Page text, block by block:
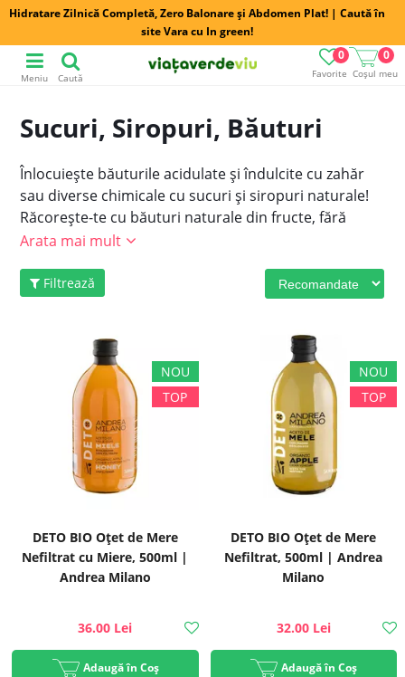
Hidratare Zilnică Completă, Zero Balonare și Abdomen Plat! | Caută în
site Vara cu In green!
Favorite
0
Coșul meu
0
Meniu Caută
Sucuri, Siropuri, Băuturi
Înlocuieşte băuturile acidulate şi îndulcite cu zahăr
sau diverse chimicale cu sucuri şi siropuri naturale!
Răcoreşte-te cu băuturi naturale din fructe, fără
îndulcitori, conservanţi sau coloranţi artificiali.
alimentare
Arata mai mult
Filtrează
DETO BIO Oțet de Mere
Nefiltrat cu Miere, 500ml |
Andrea Milano
36.00 Lei
Adaugă în Coș
DETO BIO Oțet de Mere
Nefiltrat, 500ml | Andrea
Milano
32.00 Lei
Adaugă în Coș